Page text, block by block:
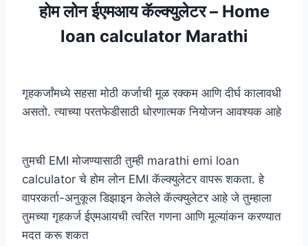
होम लोन ईएमआय कॅल्क्युलेटर – Home
loan calculator Marathi
गृहकर्जांमध्ये सहसा मोठी कर्जाची मूळ रक्कम आणि दीर्घ कालावधी
असतो. त्याच्या परतफेडीसाठी धोरणात्मक नियोजन आवश्यक आहे
तुमची EMI मोजण्यासाठी तुम्ही marathi emi loan
calculator चे होम लोन EMI कॅल्क्युलेटर वापरू शकता. हे
वापरकर्ता-अनुकूल डिझाइन केलेले कॅल्क्युलेटर आहे जे तुम्हाला
तुमच्या गृहकर्ज ईएमआयची त्वरित गणना आणि मूल्यांकन करण्यात
मदत करू शकत